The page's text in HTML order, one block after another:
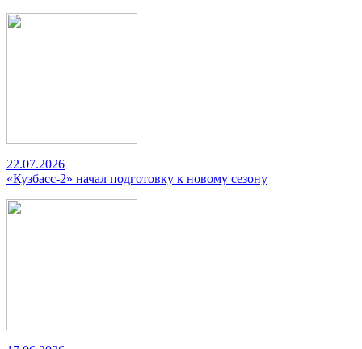
22.07.2026
«Кузбасс-2» начал подготовку к новому сезону